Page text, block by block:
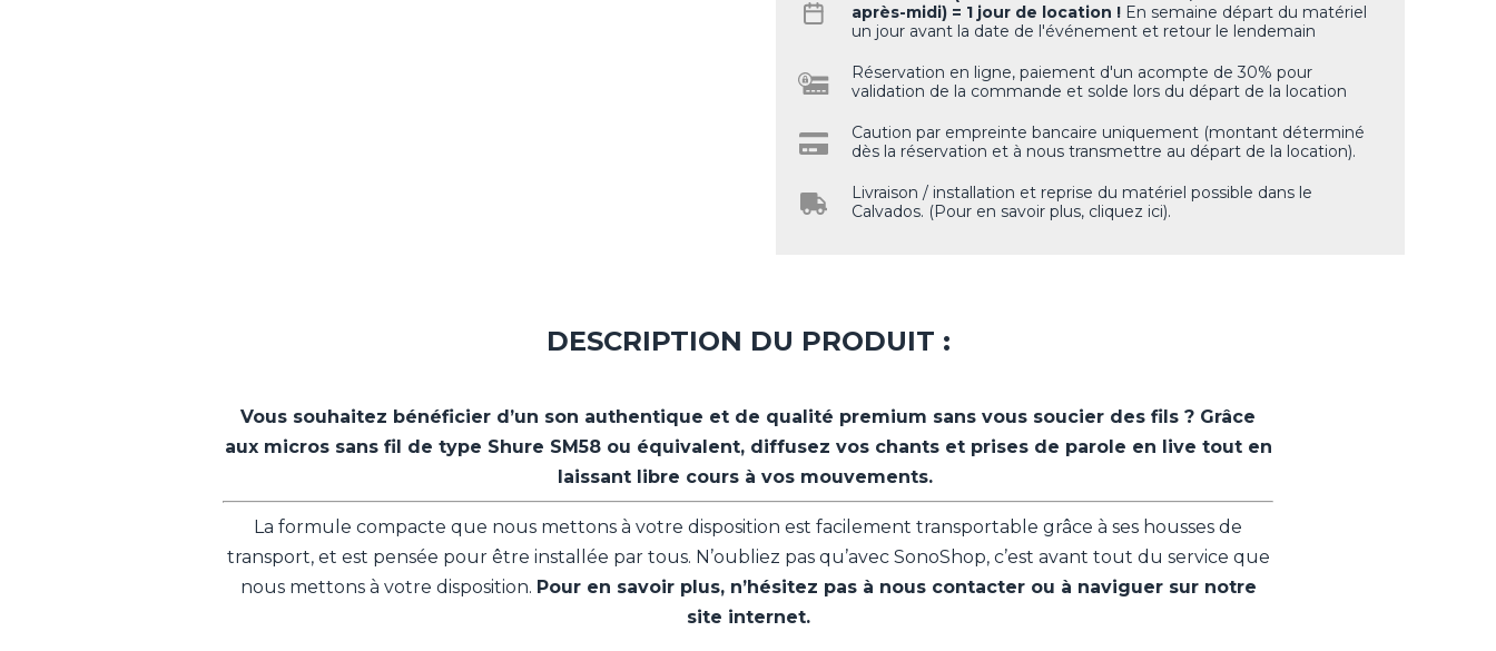
après-midi) = 1 jour de location ! En semaine départ du matériel
un jour avant la date de l'événement et retour le lendemain
Réservation en ligne, paiement d'un acompte de 30% pour
validation de la commande et solde lors du départ de la location
Caution par empreinte bancaire uniquement (montant déterminé
dès la réservation et à nous transmettre au départ de la location).
Livraison / installation et reprise du matériel possible dans le
Calvados. (Pour en savoir plus, cliquez ici).
DESCRIPTION DU PRODUIT :
Vous souhaitez bénéficier d’un son authentique et de qualité premium sans vous soucier des fils ? Grâce
aux micros sans fil de type Shure SM58 ou équivalent, diffusez vos chants et prises de parole en live tout en
laissant libre cours à vos mouvements.
La formule compacte que nous mettons à votre disposition est facilement transportable grâce à ses housses de
transport, et est pensée pour être installée par tous. N’oubliez pas qu’avec SonoShop, c’est avant tout du service que
nous mettons à votre disposition. Pour en savoir plus, n’hésitez pas à nous contacter ou à naviguer sur notre
site internet.